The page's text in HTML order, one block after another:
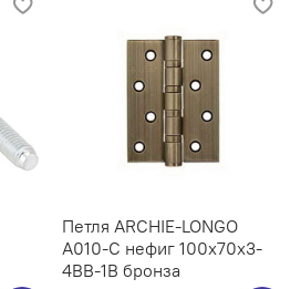
Петля ARCHIE-LONGO
A010-C нефиг 100x70x3-
4BB-1B бронза